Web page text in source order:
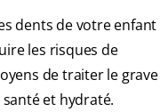
dents de votre enfant
les risques de
de traiter le grave
et hydraté.